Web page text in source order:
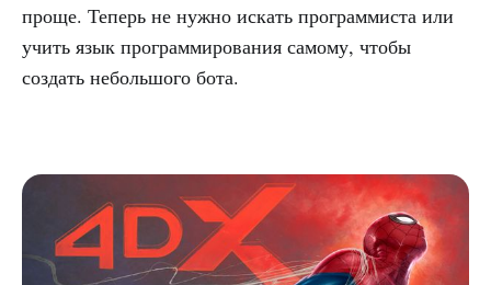
проще. Теперь не нужно искать программиста или
учить язык программирования самому, чтобы
создать небольшого бота.